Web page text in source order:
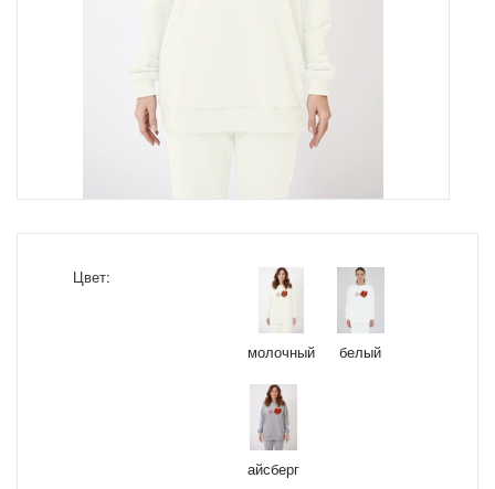
Цвет:
молочный белый
айсберг